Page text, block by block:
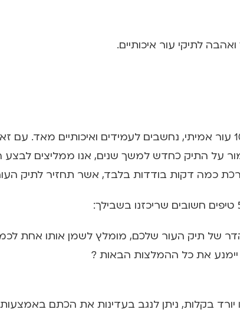
לתיקי עור איכותיים.
תיקי עור, העשויים מ – 100% עור אמיתי, נחשבים לעמידים
על התיק כחדש למשך שנים, אנו ממליצים לבצע
כמה דקות בודדות בלבד, אשר תחזיר לתיק
של תיק העור שלכם, מומלץ לשמן אותו אחת לכמה
יימנע את כל ההמלצות הבאות ?
בקלות, ניתן לנגב בעדינות את הכתם